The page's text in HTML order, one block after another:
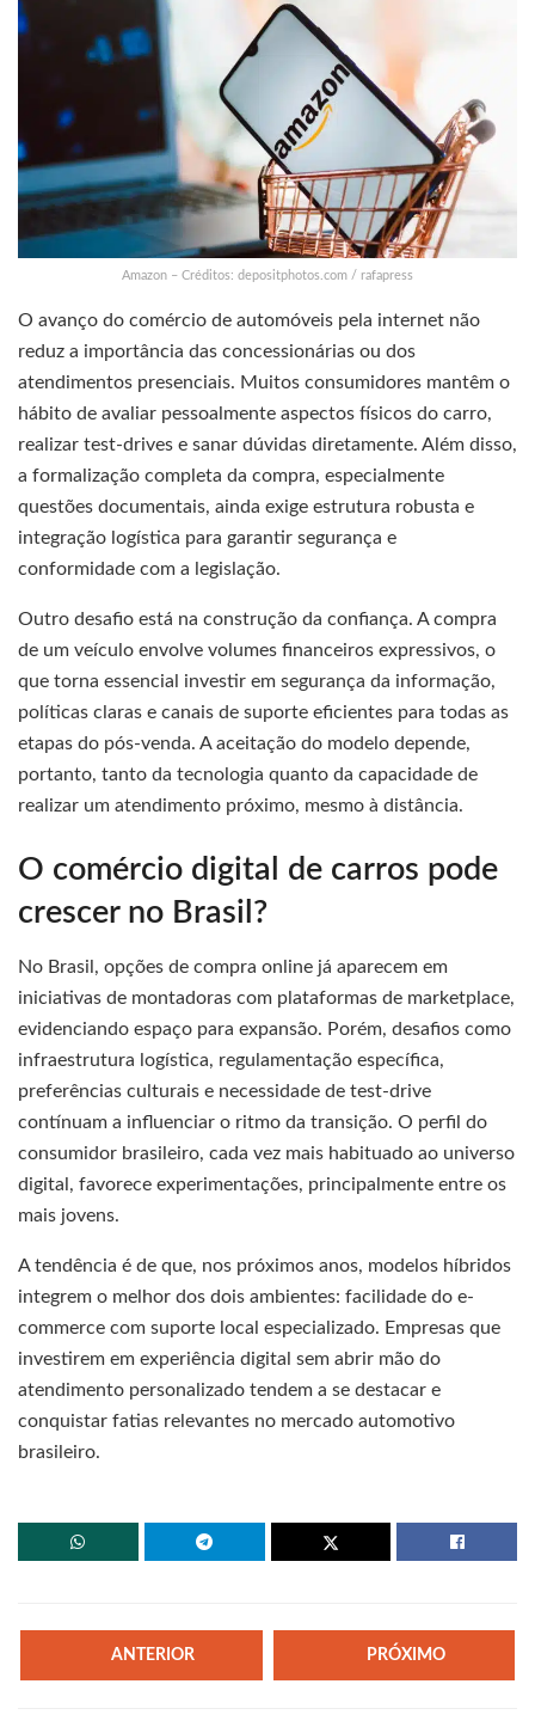
Amazon – Créditos: depositphotos.com / rafapress
O avanço do comércio de automóveis pela internet não
reduz a importância das concessionárias ou dos
atendimentos presenciais. Muitos consumidores mantêm o
hábito de avaliar pessoalmente aspectos físicos do carro,
realizar test-drives e sanar dúvidas diretamente. Além disso,
a formalização completa da compra, especialmente
questões documentais, ainda exige estrutura robusta e
integração logística para garantir segurança e
conformidade com a legislação.
Outro desafio está na construção da confiança. A compra
de um veículo envolve volumes financeiros expressivos, o
que torna essencial investir em segurança da informação,
políticas claras e canais de suporte eficientes para todas as
etapas do pós-venda. A aceitação do modelo depende,
portanto, tanto da tecnologia quanto da capacidade de
realizar um atendimento próximo, mesmo à distância.
O comércio digital de carros pode
crescer no Brasil?
No Brasil, opções de compra online já aparecem em
iniciativas de montadoras com plataformas de marketplace,
evidenciando espaço para expansão. Porém, desafios como
infraestrutura logística, regulamentação específica,
preferências culturais e necessidade de test-drive
contínuam a influenciar o ritmo da transição. O perfil do
consumidor brasileiro, cada vez mais habituado ao universo
digital, favorece experimentações, principalmente entre os
mais jovens.
A tendência é de que, nos próximos anos, modelos híbridos
integrem o melhor dos dois ambientes: facilidade do e-
commerce com suporte local especializado. Empresas que
investirem em experiência digital sem abrir mão do
atendimento personalizado tendem a se destacar e
conquistar fatias relevantes no mercado automotivo
brasileiro.
ANTERIOR PRÓXIMO